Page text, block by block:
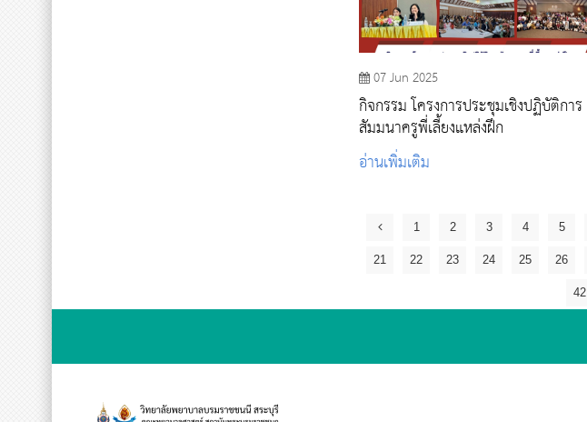
07 Jun 2025
กิจกรรม โครงการประชุมเชิงปฏิบัติการ
สัมมนาครูพี่เลี้ยงแหล่งฝึก
อ่านเพิ่มเติม
1 2 3 4 5
21 22 23 24 25 26
42